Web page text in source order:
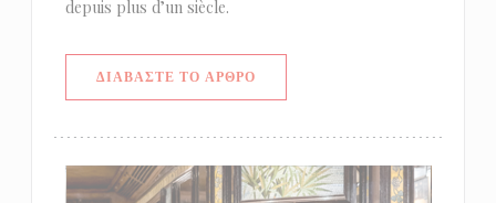
depuis plus d’un siècle.
ΔΙΑΒΆΣΤΕ ΤΟ ΆΡΘΡΟ((ΑΝΟΊΓΕΙ ΣΕ ΝΈΟ ΠΑΡΆΘΥΡΟ))